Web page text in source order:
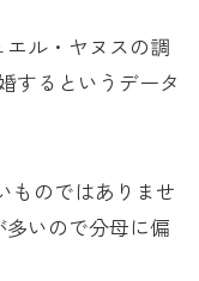
ル・ヤヌスの調
するというデータ
ものではありませ
いので分母に偏